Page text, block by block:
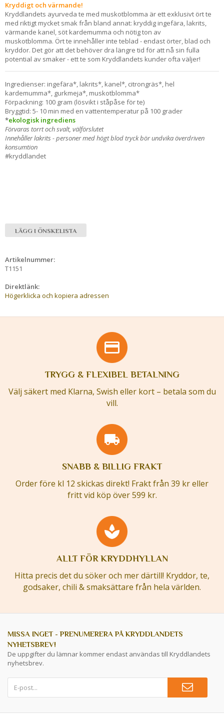
Kryddigt och värmande!
Kryddlandets ayurveda te med muskotblomma är ett exklusivt ört te
med riktigt mycket smak från bland annat: kryddig ingefära, lakrits,
värmande kanel, söt kardemumma och nötig ton av
muskotblomma. Ört te innehåller inte teblad - endast örter, blad och
kryddor. Det gör att det behöver dra längre tid för att nå sin fulla
potential av smaker - ett te som Kryddlandets kunder ofta väljer!
Ingredienser: ingefära*, lakrits*, kanel*, citrongräs*, hel
kardemumma*, gurkmeja*, muskotblomma*
Förpackning: 100 gram (lösvikt i ståpåse för te)
Bryggtid: 5- 10 min med en vattentemperatur på 100 grader
*ekologisk ingrediens
Förvaras torrt och svalt, välförslutet
Innehåller lakrits - personer med högt blod tryck bör undvika överdriven
konsumtion
#kryddlandet
LÄGG I ÖNSKELISTA
Artikelnummer:
T1151
Direktlänk:
Högerklicka och kopiera adressen
TRYGG & FLEXIBEL BETALNING
Välj säkert med Klarna, Swish eller kort – betala som du
vill.
SNABB & BILLIG FRAKT
Order före kl 12 skickas direkt! Frakt från 39 kr eller
fritt vid köp över 599 kr.
ALLT FÖR KRYDDHYLLAN
Hitta precis det du söker och mer därtill! Kryddor, te,
godsaker, chili & smaksättare från hela världen.
MISSA INGET - PRENUMERERA PÅ KRYDDLANDETS
NYHETSBREV!
De uppgifter du lämnar kommer endast användas till Kryddlandets
nyhetsbrev.